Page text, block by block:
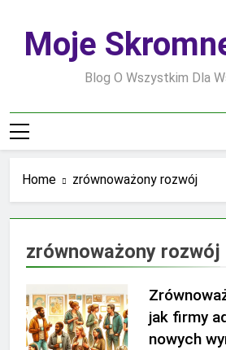
contentMoje
Blog O Wszystkim Dla
Home zrównoważony rozwój
zrównoważony rozwój
jak firmy
nowych